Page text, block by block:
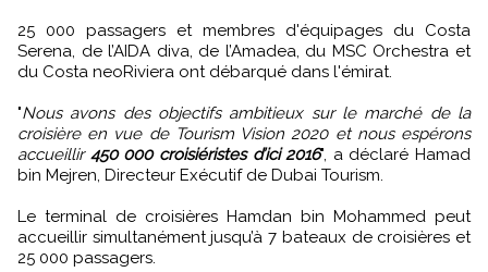
25 000 passagers et membres d'équipages du Costa
Serena, de l’AIDA diva, de l’Amadea, du MSC Orchestra et
du Costa neoRiviera ont débarqué dans l'émirat.
"Nous avons des objectifs ambitieux sur le marché de la
croisière en vue de Tourism Vision 2020 et nous espérons
accueillir 450 000 croisiéristes d’ici 2016", a déclaré Hamad
bin Mejren, Directeur Exécutif de Dubai Tourism.
Le terminal de croisières Hamdan bin Mohammed peut
accueillir simultanément jusqu’à 7 bateaux de croisières et
25 000 passagers.